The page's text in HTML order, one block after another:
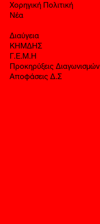
Χορηγική Πολιτική
Νέα
Διαύγεια
ΚΗΜΔΗΣ
Γ.Ε.Μ.Η
Προκηρύξεις Διαγωνισμών
Αποφάσεις Δ.Σ